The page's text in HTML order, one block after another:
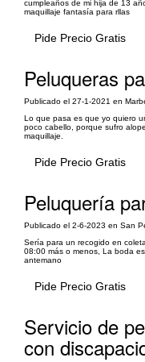
cumpleaños de mi hija de 13
maquillaje fantasía para rllas
Pide Precio Gratis
Peluqueras
Publicado el 27-1-2021 en
Lo que pasa es que yo quiero
poco cabello, porque sufro
maquillaje.
Pide Precio Gratis
Peluquería
Publicado el 2-6-2023 en San
Sería para un recogido en
08:00 más o menos, La boda
antemano
Pide Precio Gratis
Servicio de
con